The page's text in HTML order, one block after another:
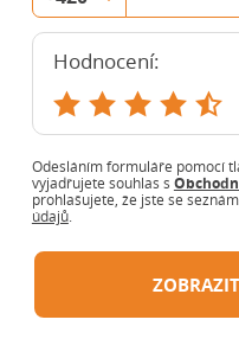
Hodnocení:
Odesláním formuláře pomocí
vyjadřujete souhlas s
prohlašujete, že jste se
údajů.